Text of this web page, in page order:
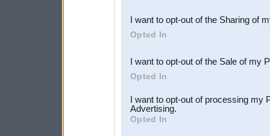
Downstream Participants
third parties.
I want to opt-out of the Sharing of
Opted In
I want to opt-out of the Sale of my
Opted In
I want to opt-out of processing my
Advertising.
Opted In